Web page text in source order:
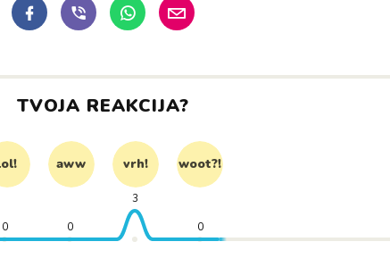
TVOJA REAKCIJA?
aww vrh! woot?!
0 0
3
0